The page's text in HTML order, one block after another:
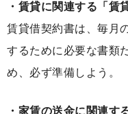
・賃貸に関連する「賃
賃貸借契約書は、毎月
するために必要な書類
め、必ず準備しよう。
・家賃の送金に関連す